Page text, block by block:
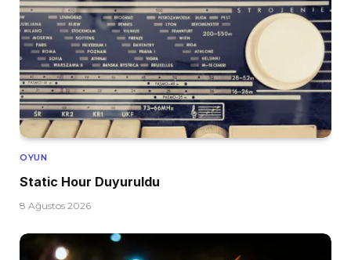
OYUN
Static Hour Duyuruldu
8 Ağustos 2026